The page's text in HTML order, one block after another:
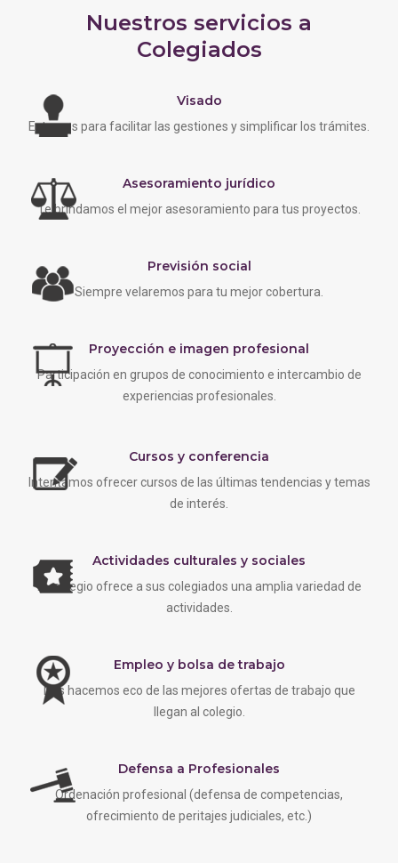
Nuestros servicios a
Colegiados
Visado
Estamos para facilitar las gestiones y simplificar los trámites.
Asesoramiento jurídico
Te brindamos el mejor asesoramiento para tus proyectos.
Previsión social
Siempre velaremos para tu mejor cobertura.
Proyección e imagen profesional
Participación en grupos de conocimiento e intercambio de
experiencias profesionales.
Cursos y conferencia
Intentamos ofrecer cursos de las últimas tendencias y temas
de interés.
Actividades culturales y sociales
EL colegio ofrece a sus colegiados una amplia variedad de
actividades.
Empleo y bolsa de trabajo
Nos hacemos eco de las mejores ofertas de trabajo que
llegan al colegio.
Defensa a Profesionales
Ordenación profesional (defensa de competencias,
ofrecimiento de peritajes judiciales, etc.)